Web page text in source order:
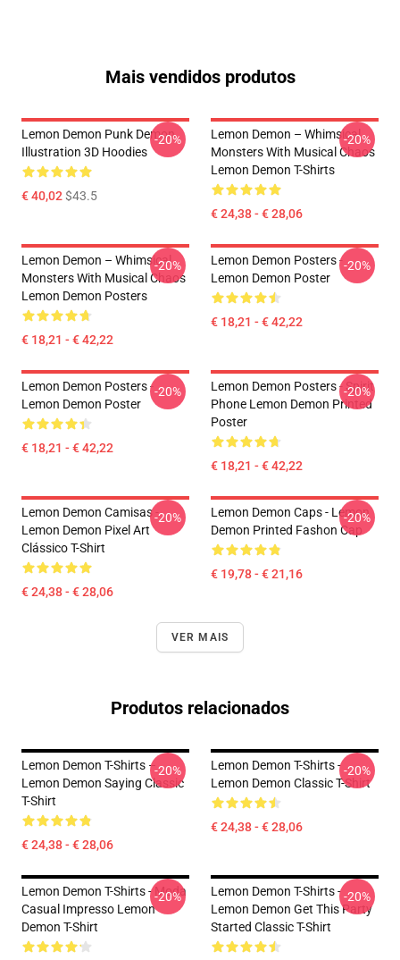
Mais vendidos produtos
Lemon Demon Punk Demon
Illustration 3D Hoodies
€ 40,02$43.5
-20%
Lemon Demon – Whimsical
Monsters With Musical Chaos
Lemon Demon T-Shirts
€ 24,38 - € 28,06
-20%
Lemon Demon – Whimsical
Monsters With Musical Chaos
Lemon Demon Posters
€ 18,21 - € 42,22
-20%
Lemon Demon Posters -
Lemon Demon Poster
€ 18,21 - € 42,22
-20%
Lemon Demon Posters -
Lemon Demon Poster
€ 18,21 - € 42,22
-20%
Lemon Demon Posters - Spirit
Phone Lemon Demon Printed
Poster
€ 18,21 - € 42,22
-20%
Lemon Demon Camisas -
Lemon Demon Pixel Art
Clássico T-Shirt
€ 24,38 - € 28,06
-20%
Lemon Demon Caps - Lemon
Demon Printed Fashon Cap
€ 19,78 - € 21,16
-20%
VER MAIS
Produtos relacionados
Lemon Demon T-Shirts –
Lemon Demon Saying Classic
T-Shirt
€ 24,38 - € 28,06
-20%
Lemon Demon T-Shirts -
Lemon Demon Classic T-Shirt
€ 24,38 - € 28,06
-20%
Lemon Demon T-Shirts - Moda
Casual Impresso Lemon
Demon T-Shirt
-20%
Lemon Demon T-Shirts -
Lemon Demon Get This Party
Started Classic T-Shirt
-20%